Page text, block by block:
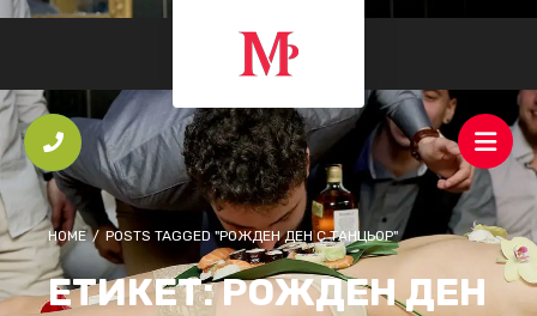
HOME / POSTS TAGGED "РОЖДЕН ДЕН С ТАНЦЬОР"
ЕТИКЕТ:РОЖДЕН ДЕН